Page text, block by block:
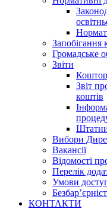
Запобігання
Громадське
Звіти
Звіт
коштів
Вибори
Вакансії
Відомості
Перелік
Умови
КОНТАКТИ